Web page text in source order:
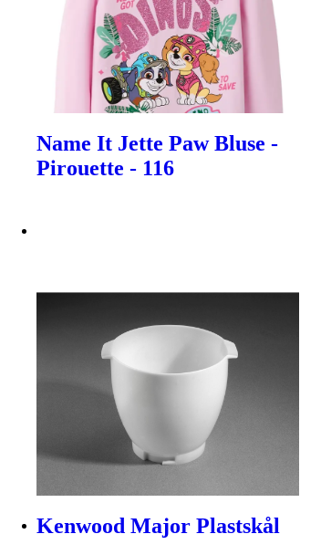
Name It Jette Paw Bluse -
Pirouette - 116
Kenwood Major Plastskål